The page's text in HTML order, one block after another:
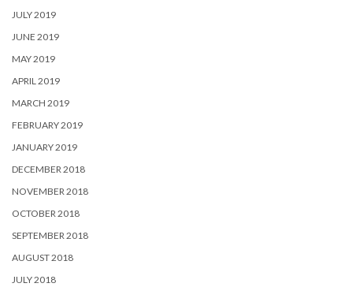
JULY 2019
JUNE 2019
MAY 2019
APRIL 2019
MARCH 2019
FEBRUARY 2019
JANUARY 2019
DECEMBER 2018
NOVEMBER 2018
OCTOBER 2018
SEPTEMBER 2018
AUGUST 2018
JULY 2018